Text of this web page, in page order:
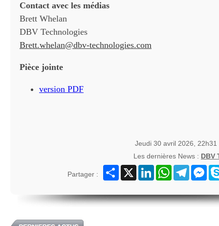
Contact avec les médias
Brett Whelan
DBV Technologies
Brett.whelan@dbv-technologies.com
Pièce jointe
version PDF
Jeudi 30 avril 2026,
Les dernières News : DBV
Partager :
Partager
X LinkedInWhatsAppTelegram